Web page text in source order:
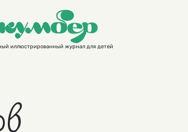
иллюстрированный журнал для детей